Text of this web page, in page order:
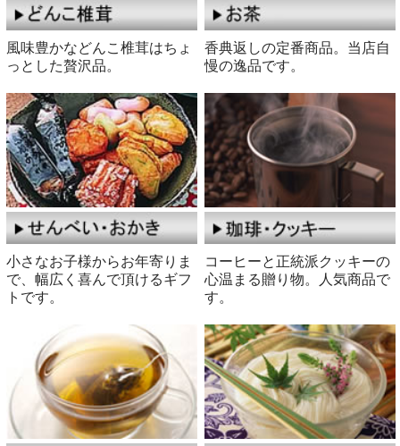
風味豊かなどんこ椎茸はちょ
っとした贅沢品。
香典返しの定番商品。当店自
慢の逸品です。
小さなお子様からお年寄りま
で、幅広く喜んで頂けるギフ
トです。
コーヒーと正統派クッキーの
心温まる贈り物。人気商品で
す。